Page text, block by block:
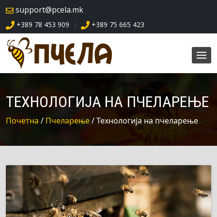
skip
navigation
support@pcela.mk
+389 78 453 909 | +389 75 665 423
ТЕХНОЛОГИЈА НА ПЧЕЛАРЕЊЕ
Почетна / Пчеларење/ Технологија на пчеларење